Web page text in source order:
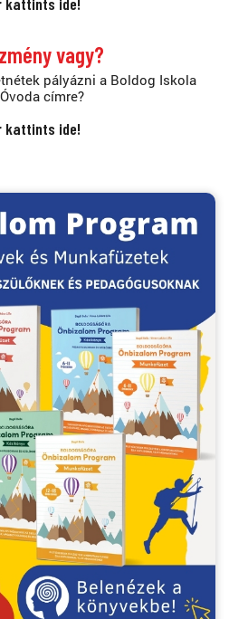
vagy?
pályázni a Boldog Iskola
címre?
kattints ide!